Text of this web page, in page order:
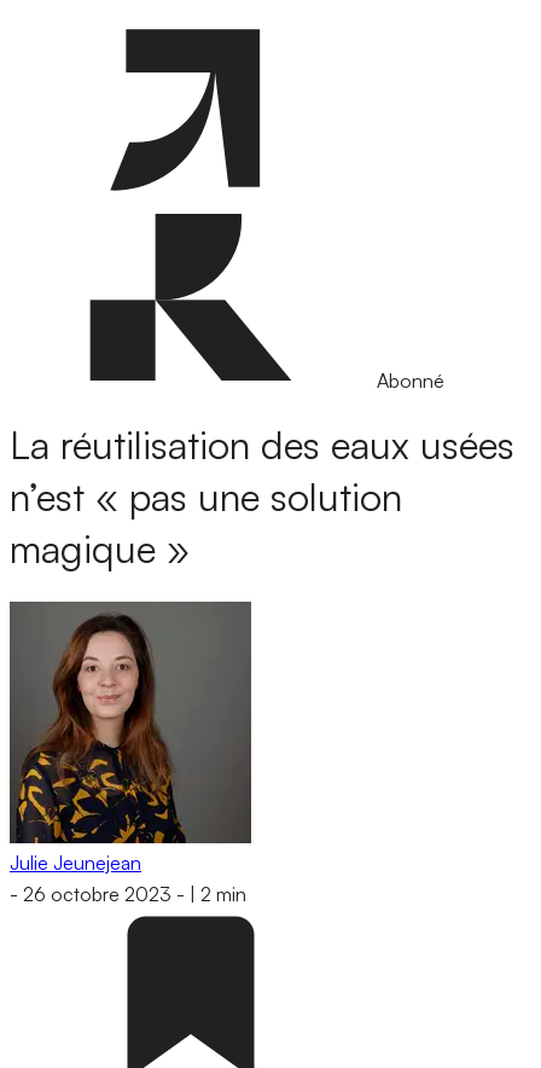
Abonné
La réutilisation des eaux usées
n’est « pas une solution
magique »
Julie Jeunejean
- 26 octobre 2023 - 2 min